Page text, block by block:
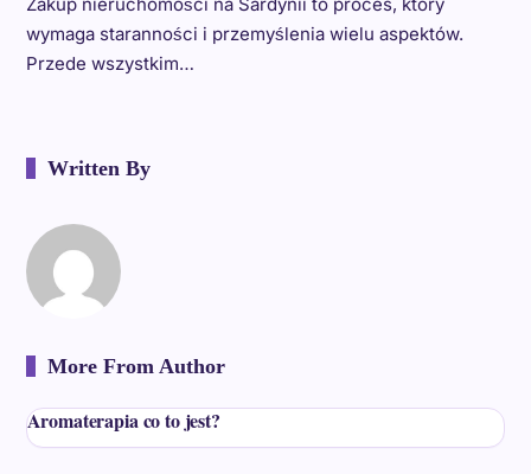
wymaga staranności i przemyślenia wielu aspektów.
Przede wszystkim…
Written By
More From Author
Aromaterapia co to jest?